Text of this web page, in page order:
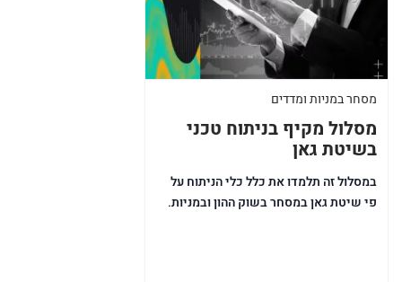
מסחר במניות ומדדים
מסלול מקיף בניתוח טכני
בשיטת גאן
במסלול זה תלמדו את כלל כלי הניתוח על
פי שיטת גאן במסחר בשוק ההון ובמניות.